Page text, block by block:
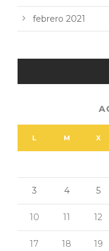
febrero 2021
L M X
3 4 5
10 11 12
17 18 19